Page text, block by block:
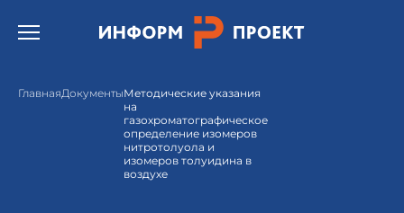
Открыть бургер меню.
ГлавнаяДокументыМетодические указания
на
газохроматографическое
определение изомеров
нитротолуола и
изомеров толуидина в
воздухе